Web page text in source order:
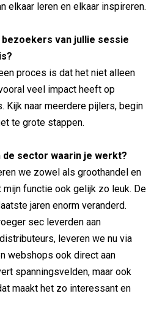
elkaar leren en elkaar inspireren.
bezoekers van jullie sessie
proces is dat het niet alleen
veel impact heeft op
Kijk naar meerdere pijlers, begin
te grote stappen.
de sector waarin je werkt?
we zowel als groothandel en
mijn functie ook gelijk zo leuk. De
jaren enorm veranderd.
sec leverden aan
leveren we nu via
webshops ook direct aan
spanningsvelden, maar ook
maakt het zo interessant en